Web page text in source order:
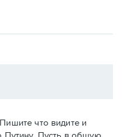
что видите и